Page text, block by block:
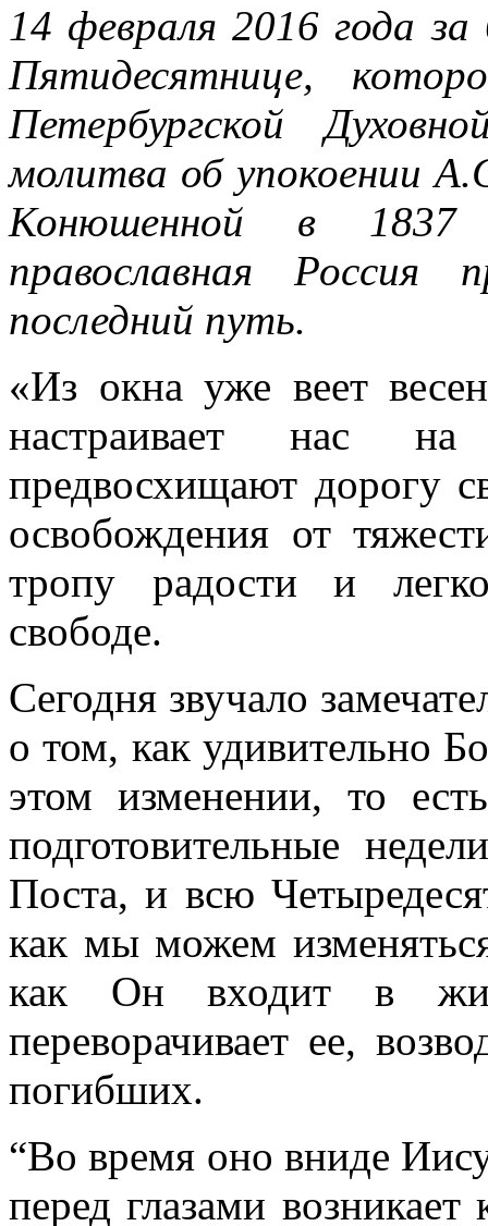
14 февраля 2016 года
Пятидесятнице,
Петербургской
молитва об упокоении
Конюшенной в 1837
православная Россия
последний путь.
«Из окна уже веет
настраивает нас
предвосхищают дорогу
освобождения от
тропу радости и
свободе.
Сегодня звучало
о том, как удивительно
этом изменении, то
подготовительные
Поста, и всю
как мы можем
как Он входит в
переворачивает ее,
погибших.
“Во время оно вниде
перед глазами возникает